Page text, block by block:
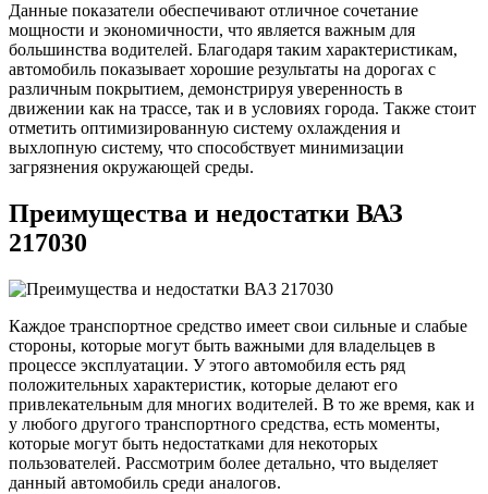
Данные показатели обеспечивают отличное сочетание
мощности и экономичности, что является важным для
большинства водителей. Благодаря таким характеристикам,
автомобиль показывает хорошие результаты на дорогах с
различным покрытием, демонстрируя уверенность в
движении как на трассе, так и в условиях города. Также стоит
отметить оптимизированную систему охлаждения и
выхлопную систему, что способствует минимизации
загрязнения окружающей среды.
Преимущества и недостатки ВАЗ
217030
Каждое транспортное средство имеет свои сильные и слабые
стороны, которые могут быть важными для владельцев в
процессе эксплуатации. У этого автомобиля есть ряд
положительных характеристик, которые делают его
привлекательным для многих водителей. В то же время, как и
у любого другого транспортного средства, есть моменты,
которые могут быть недостатками для некоторых
пользователей. Рассмотрим более детально, что выделяет
данный автомобиль среди аналогов.